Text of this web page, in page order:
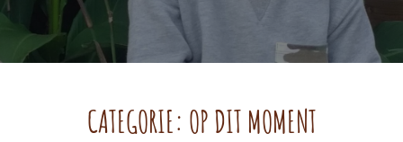
CATEGORIE: OP DIT MOMENT